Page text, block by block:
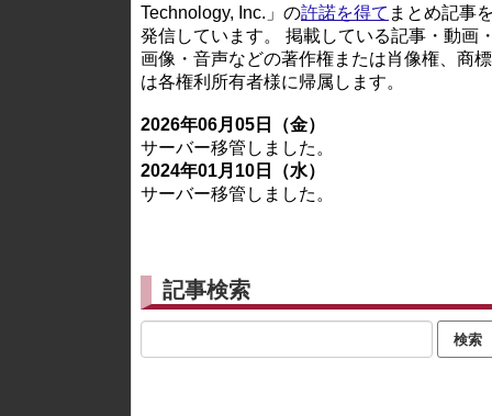
Technology, Inc.」の許諾を得て まとめ記事を
発信しています。 掲載している記事・動画・
画像・音声などの著作権または肖像権、商
は各権利所有者様に帰属します。
2026年06月05日（金）
サーバー移管しました。
2024年01月10日（水）
サーバー移管しました。
記事検索